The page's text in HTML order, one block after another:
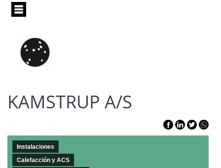
Pasar
principal
KAMSTRUP A/S
Instalaciones
Calefacción y ACS